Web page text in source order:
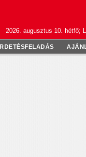
2026. augusztus 10. hétfő;